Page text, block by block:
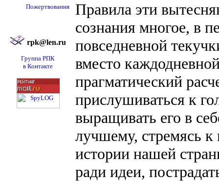
Пожертвования
rpk@len.ru
Группа РПК
в Контакте
Правила эти
сознания многое, в
повседневной
вместо
прагматический
прислушиваться к
выращивать его в
лучшему, стремясь к
истории нашей
ради идеи,